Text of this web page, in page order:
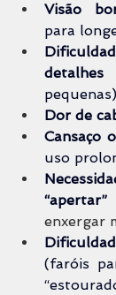
Visão
para
detalhes
pequenas)
Dor de
Cansaço
uso
enxergar
(faróis